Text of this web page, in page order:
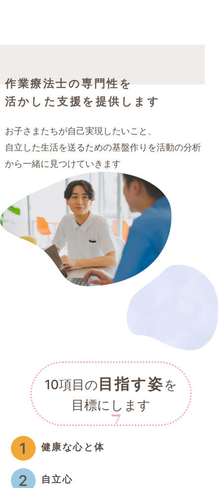
作業療法士の専門性を
活かした支援を提供します
お子さまたちが自己実現したいこと、
自立した生活を送るための基盤作りを活動の分析
から一緒に見つけていきます
10項目の 目指す姿を
目標にします
1 健康な心と体
2 自立心